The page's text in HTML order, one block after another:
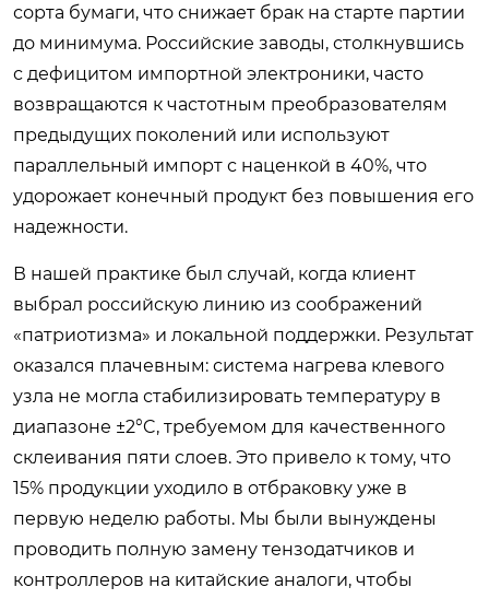
сорта бумаги, что снижает брак на старте партии
до минимума. Российские заводы, столкнувшись
с дефицитом импортной электроники, часто
возвращаются к частотным преобразователям
предыдущих поколений или используют
параллельный импорт с наценкой в 40%, что
удорожает конечный продукт без повышения его
надежности.
В нашей практике был случай, когда клиент
выбрал российскую линию из соображений
«патриотизма» и локальной поддержки. Результат
оказался плачевным: система нагрева клевого
узла не могла стабилизировать температуру в
диапазоне ±2°C, требуемом для качественного
склеивания пяти слоев. Это привело к тому, что
15% продукции уходило в отбраковку уже в
первую неделю работы. Мы были вынуждены
проводить полную замену тензодатчиков и
контроллеров на китайские аналоги, чтобы